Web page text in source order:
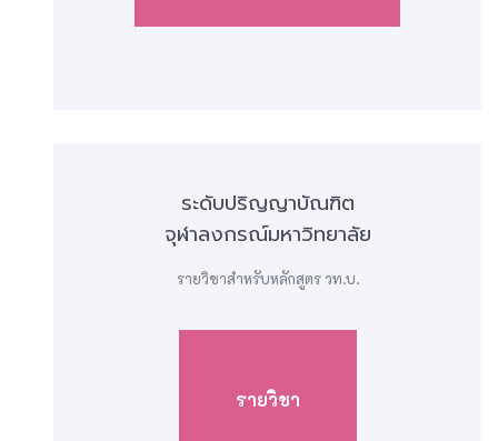
ระดับปริญญาบัณฑิต
จุฬาลงกรณ์มหาวิทยาลัย
รายวิชาสำหรับหลักสูตร วท.บ.
รายวิชา